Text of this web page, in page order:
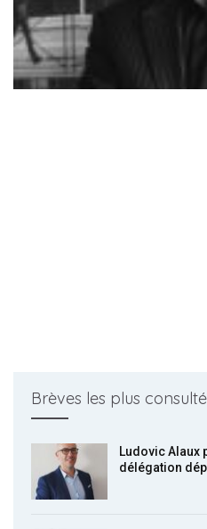
Brèves les plus
Ludovic Alaux
délégation